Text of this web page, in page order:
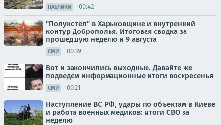
ПАБЛИКИ 00:42
"Полукотёл" в Харьковщине и внутренний
контур Доброполья. Итоговая сводка за
прошедшую неделю и 9 августа
СМИ 00:39
Вот и закончились выходные. Давайте же
подведём информационные итоги воскресенья
СМИ 00:21
Наступление ВС РФ, удары по объектам в Киеве
и работа военных медиков: итоги СВО за
неделю